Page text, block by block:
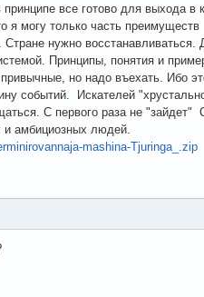
все готово для выхода в
я могу только часть преимуществ
нужно восстанавливаться.
Принципы, понятия и
но надо въехать. Ибо
событий. Искателей
С первого раза не "зайдет"
амбициозных людей.
mashina-Tjuringa_.zip